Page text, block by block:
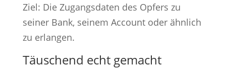
Ziel: Die Zugangsdaten des Opfers zu
seiner Bank, seinem Account oder ähnlich
zu erlangen.
Täuschend echt gemacht